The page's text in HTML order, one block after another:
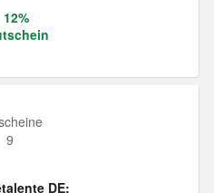
12%
DE: